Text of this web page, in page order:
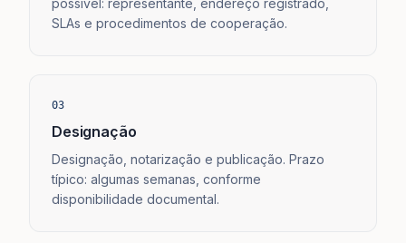
possível: representante, endereço registrado,
SLAs e procedimentos de cooperação.
03
Designação
Designação, notarização e publicação. Prazo
típico: algumas semanas, conforme
disponibilidade documental.